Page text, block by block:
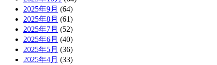
2025年9月 (64)
2025年8月 (61)
2025年7月 (52)
2025年6月 (40)
2025年5月 (36)
2025年4月 (33)